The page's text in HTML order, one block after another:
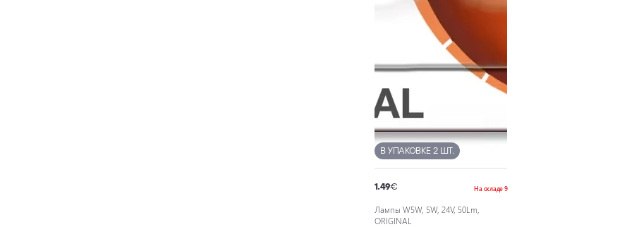
В УПАКОВКЕ 2 ШТ.
1.49€ На складе 9
Лампы W5W, 5W, 24V, 50Lm,
ORIGINAL